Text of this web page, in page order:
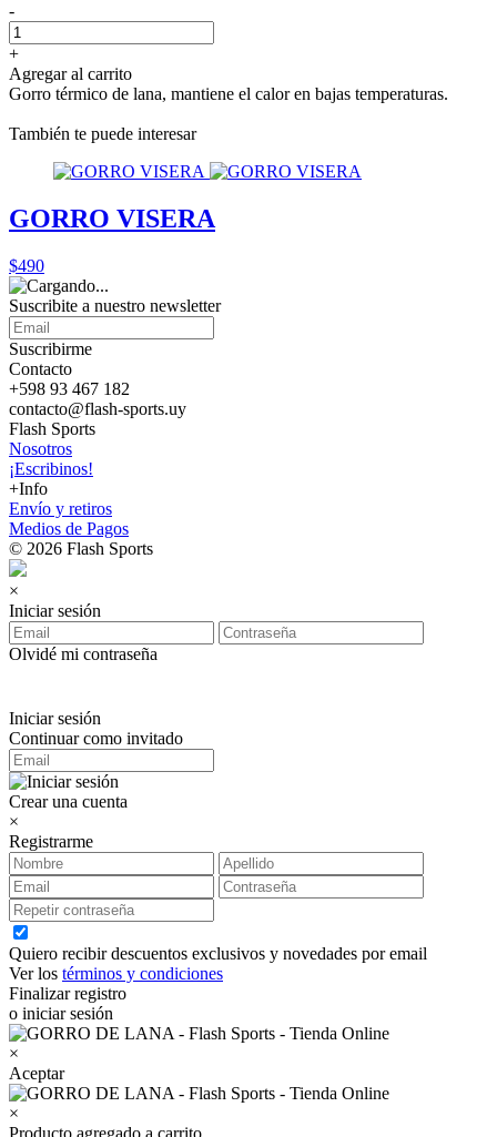
-
+
Agregar al carrito
Gorro térmico de lana, mantiene el calor en bajas temperaturas.
También te puede interesar
GORRO VISERA
$490
Suscribite a nuestro newsletter
Suscribirme
Contacto
+598 93 467 182
contacto@flash-sports.uy
Flash Sports
Nosotros
¡Escribinos!
+Info
Envío y retiros
Medios de Pagos
© 2026 Flash Sports
×
Iniciar sesión
Olvidé mi contraseña
Iniciar sesión
Continuar como invitado
Crear una cuenta
×
Registrarme
Quiero recibir descuentos exclusivos y novedades por email
Ver los términos y condiciones
Finalizar registro
o iniciar sesión
×
Aceptar
×
Producto agregado a carrito